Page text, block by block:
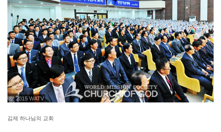
ⓒ 2015 WATV
김제 하나님의 교회